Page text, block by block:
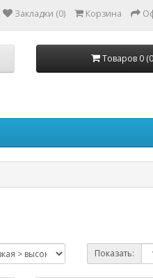
Закладки (0) Корзина
Товаров 0
Показать: